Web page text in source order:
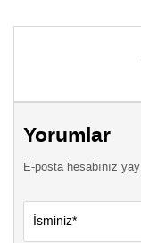
Yorumlar
E-posta hesabınız